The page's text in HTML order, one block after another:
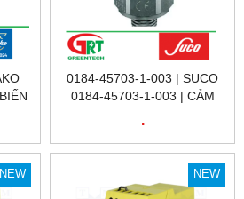
0184-45703-1-003 | SUCO
0184-45703-1-003 | CẢM
SENSOR 0184-45703-1-003
| SUCO VIỆT NAM
.
NEW NEW